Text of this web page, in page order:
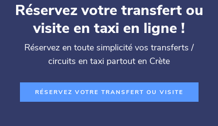
Réservez votre transfert ou
visite en taxi en ligne !
Réservez en toute simplicité vos transferts /
circuits en taxi partout en Crète
RÉSERVEZ VOTRE TRANSFERT OU VISITE